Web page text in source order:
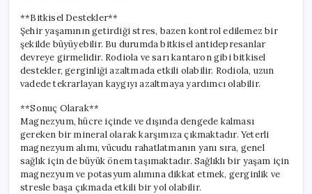
**Bitkisel Destekler**
Şehir yaşamının getirdiği stres, bazen kontrol edilemez bir
şekilde büyüyebilir. Bu durumda bitkisel antidepresanlar
devreye girmelidir. Rodiola ve sarı kantaron gibi bitkisel
destekler, gerginliği azaltmada etkili olabilir. Rodiola, uzun
vadede tekrarlayan kaygıyı azaltmaya yardımcı olabilir.
**Sonuç Olarak**
Magnezyum, hücre içinde ve dışında dengede kalması
gereken bir mineral olarak karşımıza çıkmaktadır. Yeterli
magnezyum alımı, vücudu rahatlatmanın yanı sıra, genel
sağlık için de büyük önem taşımaktadır. Sağlıklı bir yaşam için
magnezyum ve potasyum alımına dikkat etmek, gerginlik ve
stresle başa çıkmada etkili bir yol olabilir.